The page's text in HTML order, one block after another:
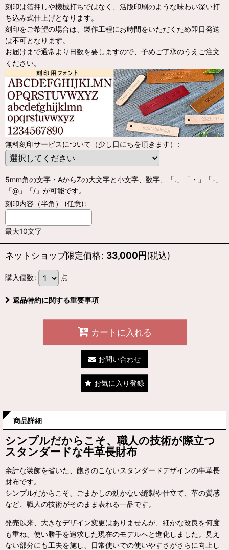
刻印は箔押しや機械打ちではなく、活版印刷のような味わい深い打
ち込み式仕上げとなります。
刻印をご希望の場合は、製作工程にお時間をいただくため即日発送
は不可となります。
お届けまで通常より日数を要しますので、予めご了承のうえご注文
ください。
無料刻印サービスについて（少し日にちを頂きます） :
5mm角の文字・AからZの大文字と小文字、数字、「.」「・」「-」
「@」「/」が可能です。
刻印内容（半角） (任意):
最大10文字
ネットショップ限定価格: 33,000円(税込)
購入個数: 点
返品特約に関する重要事項
カートに入れる
お問い合わせ
お気に入り登録
商品詳細
シンプルだからこそ、職人の技術が際立つ
スタンダードな牛革長財布
余計な装飾を省いた、飽きのこないスタンダードデザインの牛革長
財布です。
シンプルだからこそ、ごまかしの効かない縫製や仕立て、革の質感
など、職人の技術がそのまま表れる一品です。
発売以来、大きなデザイン変更はありませんが、細かな改良を何度
も重ね、使い勝手を追求した現在のモデルへと進化しました。見え
ない部分にも工夫を施し、日常使いでの使いやすさがさらに向上し